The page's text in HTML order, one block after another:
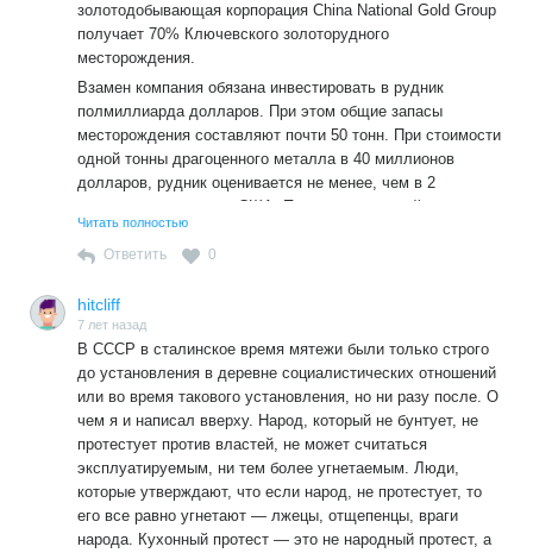
золотодобывающая корпорация China National Gold Group
получает 70% Ключевского золоторудного
месторождения.
Взамен компания обязана инвестировать в рудник
полмиллиарда долларов. При этом общие запасы
месторождения составляют почти 50 тонн. При стоимости
одной тонны драгоценного металла в 40 миллионов
долларов, рудник оценивается не менее, чем в 2
миллиарда долларов США. Помимо очевидной
экономической невыгодности сделки, согласно договору,
половину всего рабочего персонала на предприятии будут
Вот сколько недовольных властью Путина
,Медведева,Матвиенко,Володина,поставили шесть
минусов .На официальную информацию,в которой нет ни
одной моей буквы,точки или запятой,выходит
прикормленные властью ,против тех,кто их кормит.Пора
их хозяевам их депремировать ,за брак в работе и
послать на курсы переподготовки ,потому что сегодня они
профнепригодны.
Читать полностью
Ответить 0
hitcliff
7 лет назад
В СССР в сталинское время мятежи были только строго
до установления в деревне социалистических отношений
или во время такового установления, но ни разу после. О
чем я и написал вверху. Народ, который не бунтует, не
протестует против властей, не может считаться
эксплуатируемым, ни тем более угнетаемым. Люди,
которые утверждают, что если народ, не протестует, то
его все равно угнетают — лжецы, отщепенцы, враги
народа. Кухонный протест — это не народный протест, а